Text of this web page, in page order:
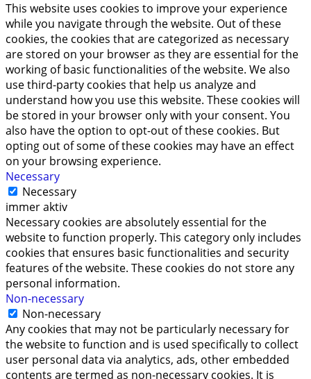
This website uses cookies to improve your experience
while you navigate through the website. Out of these
cookies, the cookies that are categorized as necessary
are stored on your browser as they are essential for the
working of basic functionalities of the website. We also
use third-party cookies that help us analyze and
understand how you use this website. These cookies will
be stored in your browser only with your consent. You
also have the option to opt-out of these cookies. But
opting out of some of these cookies may have an effect
on your browsing experience.
Necessary
Necessary
immer aktiv
Necessary cookies are absolutely essential for the
website to function properly. This category only includes
cookies that ensures basic functionalities and security
features of the website. These cookies do not store any
personal information.
Non-necessary
Non-necessary
Any cookies that may not be particularly necessary for
the website to function and is used specifically to collect
user personal data via analytics, ads, other embedded
contents are termed as non-necessary cookies. It is